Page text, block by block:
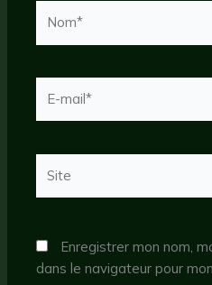
mail*
Enregistrer mon nom,
dans le navigateur pour